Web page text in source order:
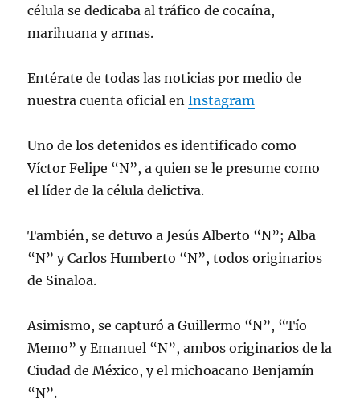
célula se dedicaba al tráfico de cocaína,
marihuana y armas.
Entérate de todas las noticias por medio de
nuestra cuenta oficial enInstagram
Uno de los detenidos es identificado como
Víctor Felipe “N”, a quien se le presume como
el líder de la célula delictiva.
También, se detuvo a Jesús Alberto “N”; Alba
“N” y Carlos Humberto “N”, todos originarios
de Sinaloa.
Asimismo, se capturó a Guillermo “N”, “Tío
Memo” y Emanuel “N”, ambos originarios de la
Ciudad de México, y el michoacano Benjamín
“N”.